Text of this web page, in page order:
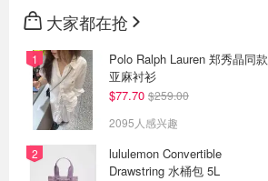
大家都在抢
Polo Ralph Lauren 郑秀晶同款
亚麻衬衫
$77.70 $259.00
2095人感兴趣
lululemon Convertible
Drawstring 水桶包 5L